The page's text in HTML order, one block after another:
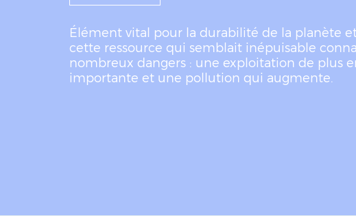
Élément vital pour la durabilité de la planète et
cette ressource qui semblait inépuisable
nombreux dangers : une exploitation de plus
importante et une pollution qui augmente.